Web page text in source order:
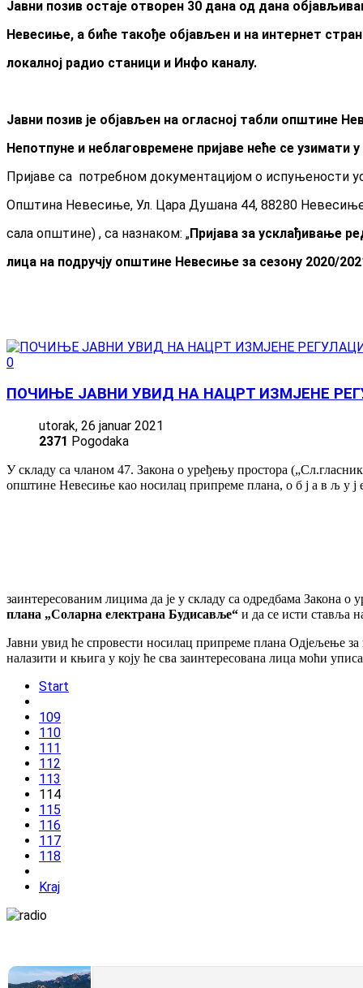
Јавни позив остаје отворен 30 дана од дана
Невесиње, а биће такође објављен и на интернет
локалној радио станици и Инфо каналу.
Јавни позив је објављен на огласној табли општине
Непотпуне и неблаговремене пријаве неће се узимати
Пријаве са потребном документацијом о испуњености
Општина Невесиње, Ул. Цара Душана 44, 88280
сала општине) , са назнаком: „Пријава за усклађивање
лица на подручју општине Невесиње за сезону 2020/20
0
ПОЧИЊЕ ЈАВНИ УВИД НА НАЦРТ ИЗМЈЕНЕ
utorak, 26 januar 2021
2371 Pogodaka
У складу са чланом 47. Закона о уређењу простора
општине Невесиње као носилац припреме плана, о б ј а в љ у ј
заинтересованим лицима да је у складу са одредбама Закона
плана „Соларна електрана Будисавље“ и да се исти ставља
Јавни увид ће спровести носилац припреме плана Одјељење
налазити и књига у коју ће сва заинтересована лица моћи
Start
109
110
111
112
113
114
115
116
117
118
Kraj